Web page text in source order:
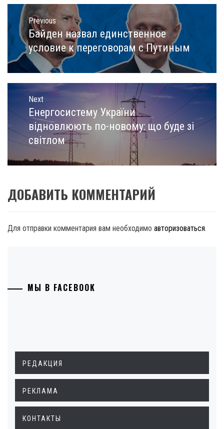
Навигация
по
записям
Previous
Previous
post:
Байден назвал единственное
условие к переговорам с Путиным
Next
Next
post:
Енергосистему України
відновлюють по-новому: що буде зі
світлом
ДОБАВИТЬ КОММЕНТАРИЙ
Для отправки комментария вам необходимо авторизоваться.
МЫ В FACEBOOK
РЕДАКЦИЯ
РЕКЛАМА
КОНТАКТЫ